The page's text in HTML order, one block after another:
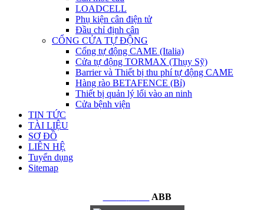
LOADCELL
Phụ kiện cân điện tử
Đầu chỉ định cân
CỔNG CỬA TỰ ĐỘNG
Cổng tự động CAME (Italia)
Cửa tự động TORMAX (Thụy Sỹ)
Barrier và Thiết bị thu phí tự động CAME
Hàng rào BETAFENCE (Bỉ)
Thiết bị quản lý lối vào an ninh
Cửa bệnh viện
TIN TỨC
TÀI LIỆU
SƠ ĐỒ
LIÊN HỆ
Tuyển dụng
Sitemap
ABB